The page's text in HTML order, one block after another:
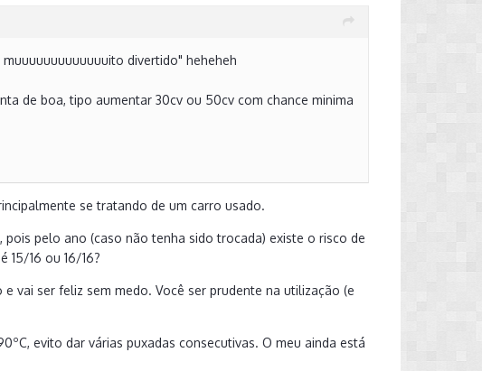
divertido" heheheh
de boa, tipo aumentar 30cv ou 50cv com chance minima
se tratando de um carro usado.
pelo ano (caso não tenha sido trocada) existe o risco de
15/16 ou 16/16?
vai ser feliz sem medo. Você ser prudente na utilização (e
evito dar várias puxadas consecutivas. O meu ainda está